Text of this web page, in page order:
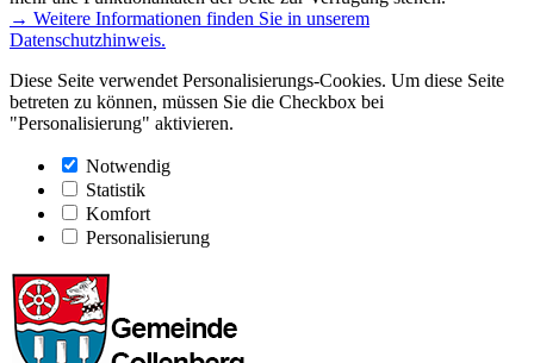
→ Weitere Informationen finden Sie in unserem
Datenschutzhinweis.
Diese Seite verwendet Personalisierungs-Cookies. Um diese Seite
betreten zu können, müssen Sie die Checkbox bei
"Personalisierung" aktivieren.
Notwendig
Statistik
Komfort
Personalisierung